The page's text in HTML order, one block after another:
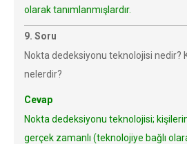
olarak tanımlanmışlardır.
9. Soru
Nokta dedeksiyonu teknolojisi nedir?
nelerdir?
Cevap
Nokta dedeksiyonu teknolojisi;
gerçek zamanlı (teknolojiye bağlı